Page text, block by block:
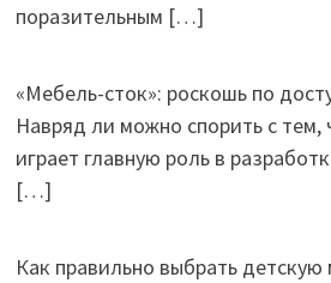
поразительным […]
«Мебель-сток»: роскошь по
Навряд ли можно спорить с тем,
играет главную роль в
[…]
Как правильно выбрать детскую